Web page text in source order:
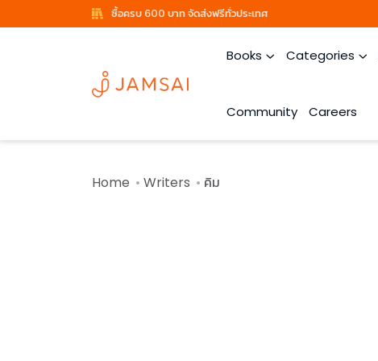
ซื้อครบ 600 บาท จัดส่งฟรีทั่วประเทศ
Books Categories
Community Careers
Home Writers คิม